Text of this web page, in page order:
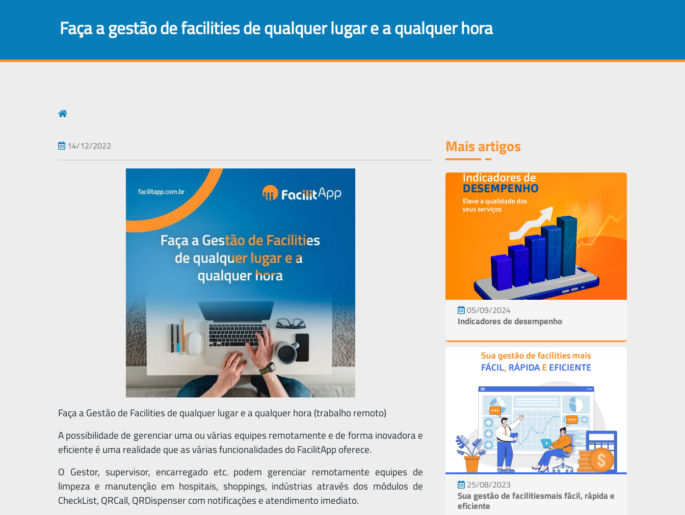
Login (current) Contato
faça a gestão de facilities de qualquer lugar e a qualquer hora
14/12/2022
Faça a Gestão de Facilities de qualquer lugar e a qualquer hora (trabalho remoto)
A possibilidade de gerenciar uma ou várias equipes remotamente e de forma inovadora e
eficiente é uma realidade que as várias funcionalidades do FacilitApp oferece.
O Gestor, supervisor, encarregado etc. podem gerenciar remotamente equipes de
limpeza e manutenção em hospitais, shoppings, indústrias através dos módulos de
CheckList, QRCall, QRDispenser com notificações e atendimento imediato.
Mais artigos
05/09/2024
Indicadores de desempenho
25/08/2023
Sua gestão de facilitiesmais fácil, rápida e
eficiente